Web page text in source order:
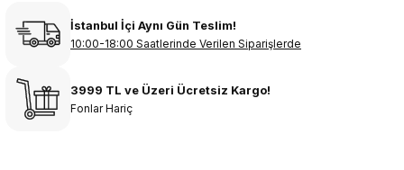
İstanbul İçi Aynı Gün Teslim!
10:00-18:00 Saatlerinde Verilen Siparişlerde
3999 TL ve Üzeri Ücretsiz Kargo!
Fonlar Hariç